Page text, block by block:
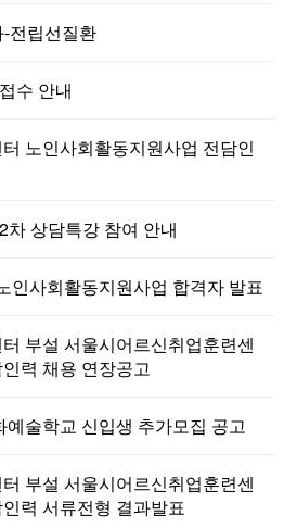
전립선질환
수 안내
노인사회활동지원사업 전담인
상담특강 참여 안내
인사회활동지원사업 합격자 발표
부설 서울시어르신취업훈련센
력 채용 연장공고
술학교 신입생 추가모집 공고
부설 서울시어르신취업훈련센
력 서류전형 결과발표